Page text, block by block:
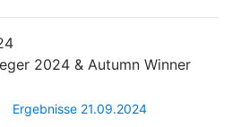
2024 & Autumn Winner
Ergebnisse 21.09.2024